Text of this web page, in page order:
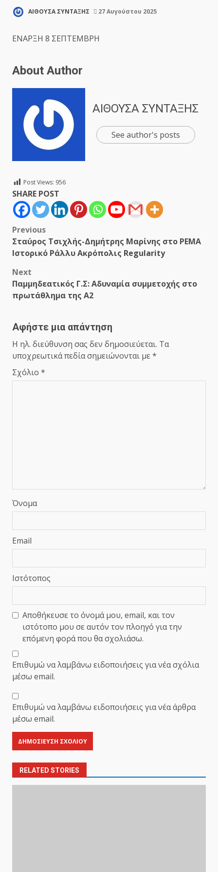
ΑΙΘΟΥΣΑ ΣΥΝΤΑΞΗΣ 27 Αυγούστου 2025
ΕΝΑΡΞΗ 8 ΣΕΠΤΕΜΒΡΗ
About Author
ΑΙΘΟΥΣΑ ΣΥΝΤΑΞΗΣ
See author's posts
Post Views: 956
SHARE POST
Post
navigation
Previous
Σταύρος Τσιχλής-Δημήτρης Μαρίνης στο PEMA
Ιστορικό Ράλλυ Ακρόπολις Regularity
Next
Παμμηδεατικός Γ.Σ: Aδυναμία συμμετοχής στο
πρωτάθλημα της Α2
Αφήστε μια απάντηση
Η ηλ. διεύθυνση σας δεν δημοσιεύεται. Τα
υποχρεωτικά πεδία σημειώνονται με *
Σχόλιο *
Όνομα
Email
Ιστότοπος
Αποθήκευσε το όνομά μου, email, και τον
ιστότοπο μου σε αυτόν τον πλοηγό για την
επόμενη φορά που θα σχολιάσω.
Επιθυμώ να λαμβάνω ειδοποιήσεις για νέα σχόλια
μέσω email.
Επιθυμώ να λαμβάνω ειδοποιήσεις για νέα άρθρα
μέσω email.
RELATED STORIES